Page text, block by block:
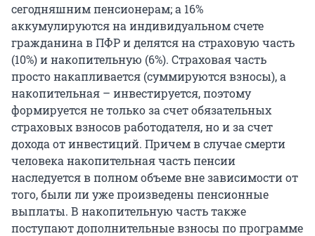
сегодняшним пенсионерам; а 16%
аккумулируются на индивидуальном счете
гражданина в ПФР и делятся на страховую часть
(10%) и накопительную (6%). Страховая часть
просто накапливается (суммируются взносы), а
накопительная – инвестируется, поэтому
формируется не только за счет обязательных
страховых взносов работодателя, но и за счет
дохода от инвестиций. Причем в случае смерти
человека накопительная часть пенсии
наследуется в полном объеме вне зависимости от
того, были ли уже произведены пенсионные
выплаты. В накопительную часть также
поступают дополнительные взносы по программе